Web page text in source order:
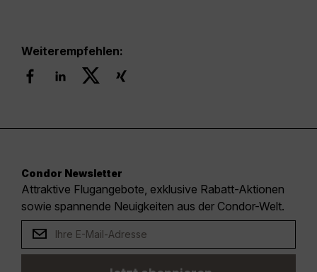
Weiterempfehlen:
Condor Newsletter
Attraktive Flugangebote, exklusive Rabatt-Aktionen
sowie spannende Neuigkeiten aus der Condor-Welt.